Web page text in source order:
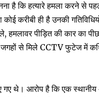
​​है कि हत्यारे हमला करने से
करीबी ही है उनकी
हमलावर पीड़ित की कार का
से मिले CCTV फुटेज में
गए थे। आरोप है कि एक